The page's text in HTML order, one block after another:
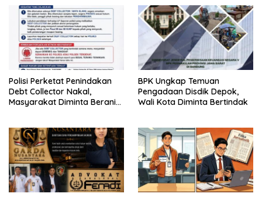
Polisi Perketat Penindakan
Debt Collector Nakal,
Masyarakat Diminta Berani
BPK Ungkap Temuan
Pengadaan Disdik Depok,
Wali Kota Diminta Bertindak